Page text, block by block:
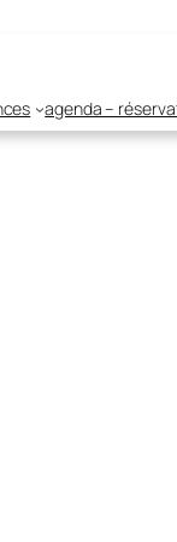
agenda –